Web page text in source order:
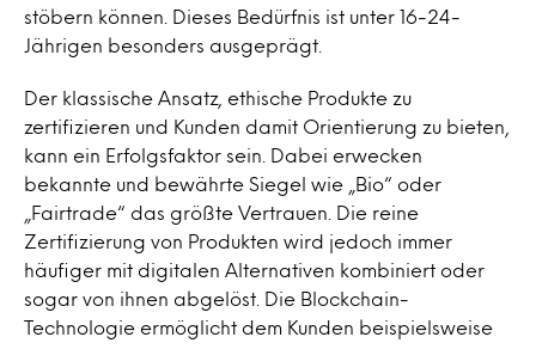
stöbern können. Dieses Bedürfnis ist unter 16-24-
Jährigen besonders ausgeprägt.
Der klassische Ansatz, ethische Produkte zu
zertifizieren und Kunden damit Orientierung zu bieten,
kann ein Erfolgsfaktor sein. Dabei erwecken
bekannte und bewährte Siegel wie „Bio“ oder
„Fairtrade“ das größte Vertrauen. Die reine
Zertifizierung von Produkten wird jedoch immer
häufiger mit digitalen Alternativen kombiniert oder
sogar von ihnen abgelöst. Die Blockchain-
Technologie ermöglicht dem Kunden beispielsweise